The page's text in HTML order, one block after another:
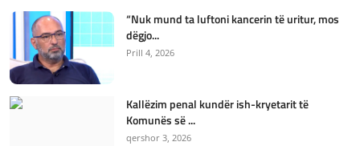
“Nuk mund ta luftoni kancerin të uritur, mos
dëgjo...
Prill 4, 2026
Kallëzim penal kundër ish-kryetarit të
Komunës së ...
qershor 3, 2026